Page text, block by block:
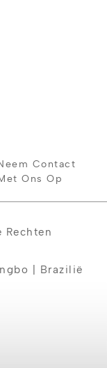
Contact
Ons Op
Rechten
| Brazilië